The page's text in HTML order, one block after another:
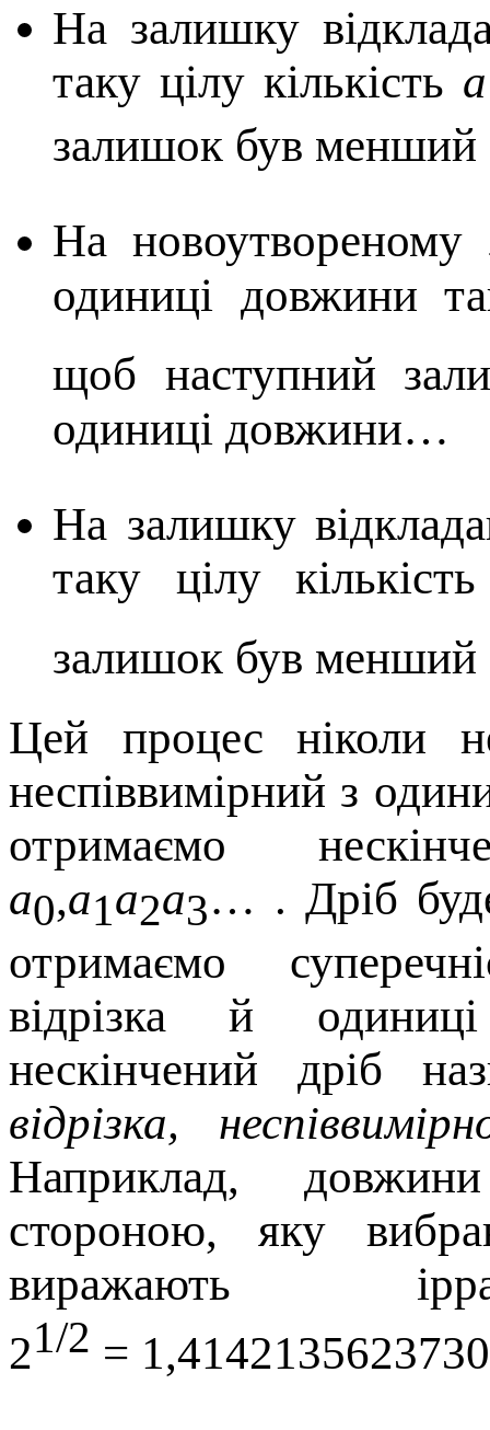
На залишку
таку цілу кількість a
залишок був менший
На новоутвореному
одиниці довжини
щоб наступний
одиниці довжини…
На залишку
таку цілу
залишок був менший
Цей процес ніколи
неспіввимірний з
отримаємо
a0,a1a2a3… . Дріб
отримаємо
відрізка й
нескінчений дріб
відрізка,
Наприклад,
стороною, яку
виражають
21/2 =